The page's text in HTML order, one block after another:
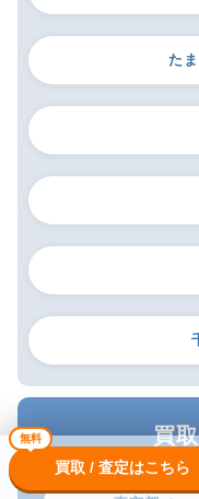
た
買
無料
買取 / 査定はこちら